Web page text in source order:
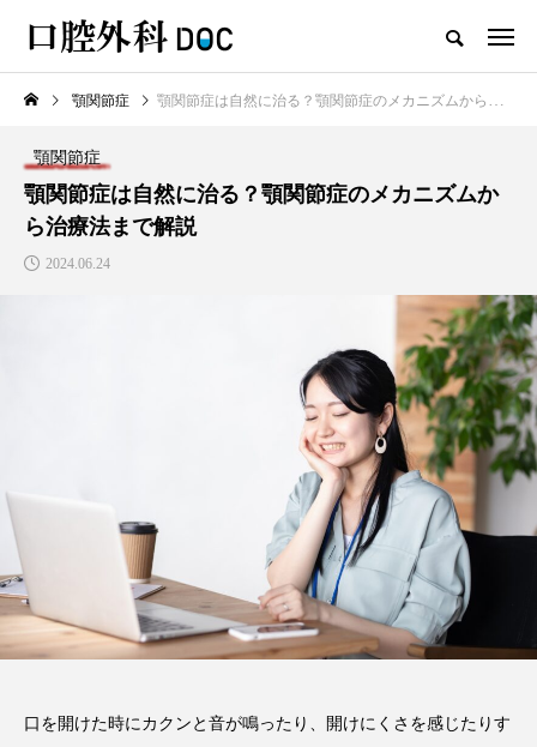
TOP 口腔外科
新着記事
口腔外科
方法などを解説
注目のトピック
コラム
顎関節症 顎関節症は自然に治る？顎関節症のメカニズムから治療法まで解説
顎関節症
顎関節症は自然に治る？顎関節症のメカニズムか
ら治療法まで解説
2024.06.24
口を開けた時にカクンと音が鳴ったり、開けにくさを感じたりす